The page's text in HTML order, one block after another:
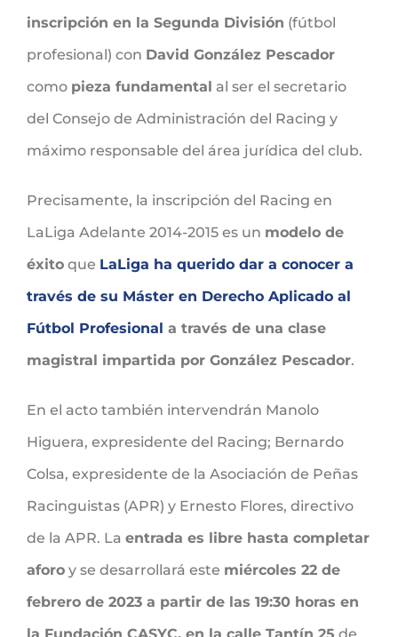
inscripción en la Segunda División (fútbol
profesional) con David González Pescador
como pieza fundamental al ser el secretario
del Consejo de Administración del Racing y
máximo responsable del área jurídica del club.
Precisamente, la inscripción del Racing en
LaLiga Adelante 2014-2015 es un modelo de
éxito que LaLiga ha querido dar a conocer a
través de su Máster en Derecho Aplicado al
Fútbol Profesional a través de una clase
magistral impartida por González Pescador.
En el acto también intervendrán Manolo
Higuera, expresidente del Racing; Bernardo
Colsa, expresidente de la Asociación de Peñas
Racinguistas (APR) y Ernesto Flores, directivo
de la APR. La entrada es libre hasta completar
aforo y se desarrollará este miércoles 22 de
febrero de 2023 a partir de las 19:30 horas en
la Fundación CASYC, en la calle Tantín 25 de